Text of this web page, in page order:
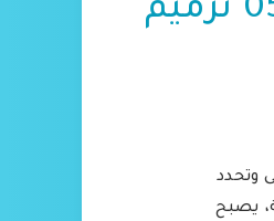
مقاول ترميم واجهات جدة ت: 0507879799 ترميم
وتحدد
يصبح